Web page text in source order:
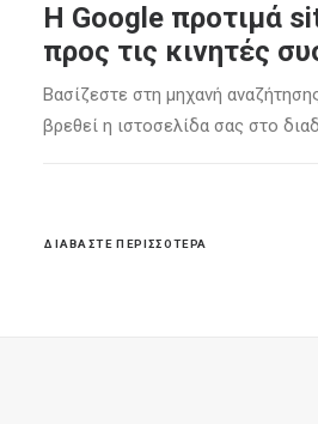
8 παράγοντες
ιατρικής
Ενώ οι οπτικές προτιμήσεις
διαφορετικές, υπάρχουν
ΔΙΑΒΆΣΤΕ ΠΕΡΙΣΣΌΤΕΡΑ